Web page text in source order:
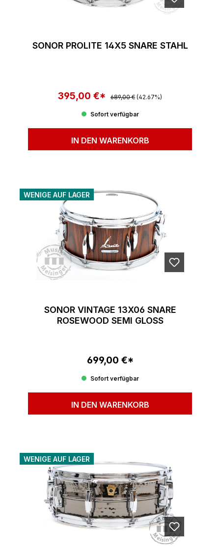
SONOR PROLITE 14X5 SNARE STAHL
Verkaufspreis:
395,00 €* Regulärer Preis:
689,00 € (42.67%)
Sofort verfügbar
IN DEN WARENKORB
WENIGE AUF LAGER
SONOR VINTAGE 13X06 SNARE
ROSEWOOD SEMI GLOSS
Regulärer Preis:
699,00 €*
Sofort verfügbar
IN DEN WARENKORB
WENIGE AUF LAGER